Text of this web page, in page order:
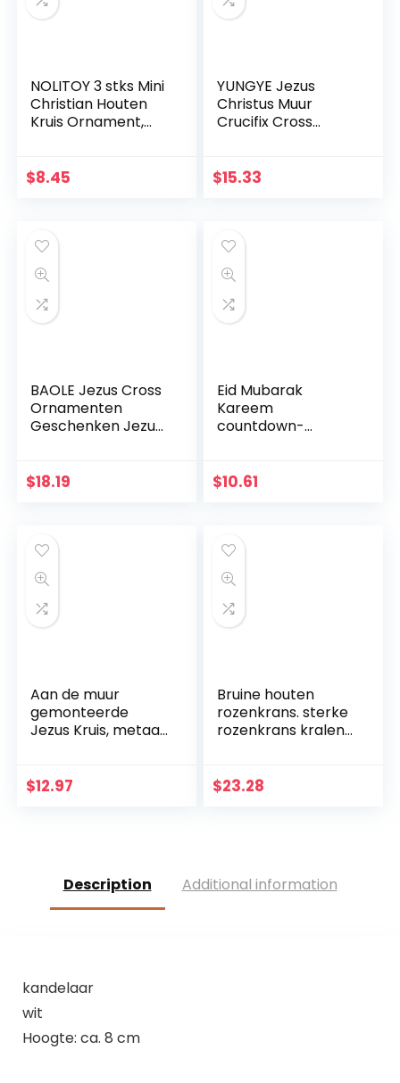
NOLITOY 3 stks Mini
Christian Houten
Kruis Ornament,
Wanddecoratie
$8.45
YUNGYE Jezus
Christus Muur
Crucifix Cross
Jezus Christus Op
$15.33
BAOLE Jezus Cross
Ornamenten
Geschenken Jezus
Church Decoraties,
$18.19
Eid Mubarak
Kareem
countdown-
kalender met 30
decoratie
$10.61
Aan de muur
gemonteerde
Jezus Kruis, metaal
muurhanger,
decoratie
$12.97
Bruine houten
rozenkrans. sterke
rozenkrans kralen
$23.28
Description Additional information
kandelaar
wit
Hoogte: ca. 8 cm